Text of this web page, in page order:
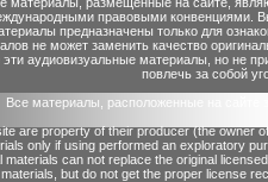
правовыми конвенциями.
предназначены только для
не может заменить качество
эти аудиовизуальные материалы, но не
повлечь за собой
Все материалы, расположенные на сайте
are property of their producer (the owner
only if using performed an exploratory
materials can not replace the original
but do not get the proper license